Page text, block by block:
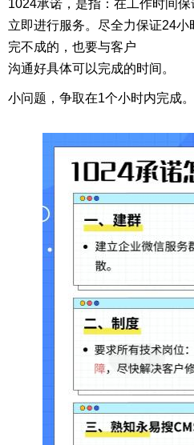
1024承诺，是指：在工作时间
立即进行服务。尽全力保证24
完不成的，也要与客户
沟通好具体可以完成的时间。
小问题，争取在1个小时内完成。